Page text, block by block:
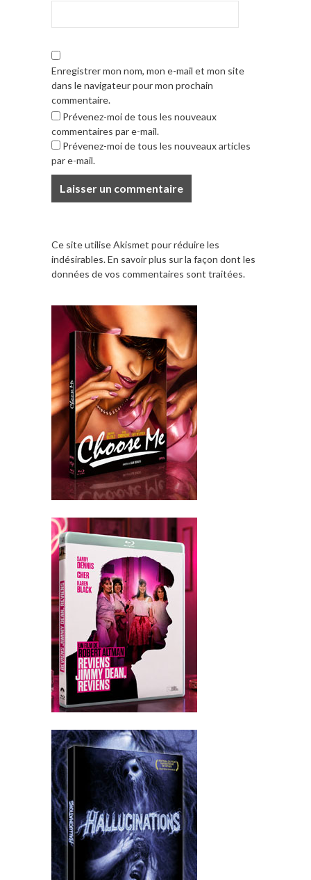
Enregistrer mon nom, mon e-mail et mon site
dans le navigateur pour mon prochain
commentaire.
Prévenez-moi de tous les nouveaux
commentaires par e-mail.
Prévenez-moi de tous les nouveaux articles
par e-mail.
Ce site utilise Akismet pour réduire les
indésirables.En savoir plus sur la façon dont les
données de vos commentaires sont traitées.